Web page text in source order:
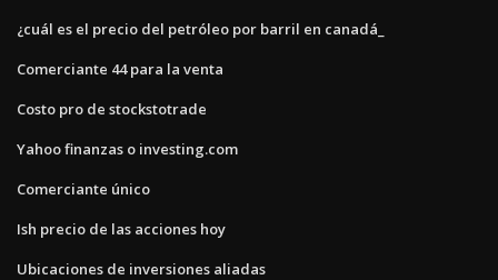
¿cuál es el precio del petróleo por barril en canadá_
Comerciante 44 para la venta
Costo pro de stockstotrade
Yahoo finanzas o investing.com
Comerciante único
Ish precio de las acciones hoy
Ubicaciones de inversiones aliadas